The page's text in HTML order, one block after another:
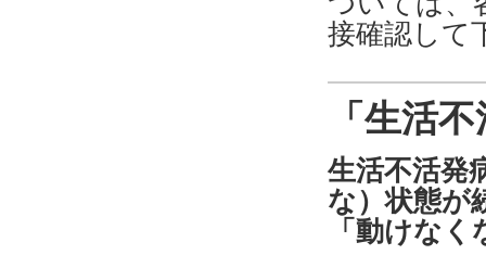
接確認して
「生活
生活不活発
な）状態が
「動けな